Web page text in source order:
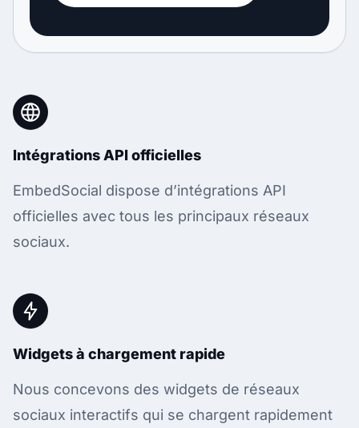
Intégrations API officielles
EmbedSocial dispose d’intégrations API
officielles avec tous les principaux réseaux
sociaux.
Widgets à chargement rapide
Nous concevons des widgets de réseaux
sociaux interactifs qui se chargent rapidement